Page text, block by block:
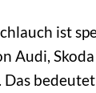
ist
Audi,
Das